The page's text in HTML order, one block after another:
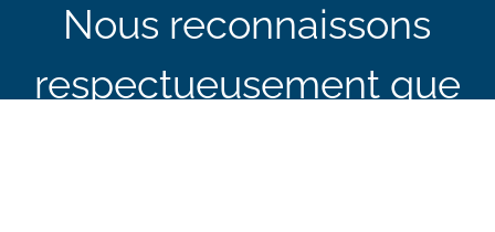
Nous reconnaissons
respectueusement que